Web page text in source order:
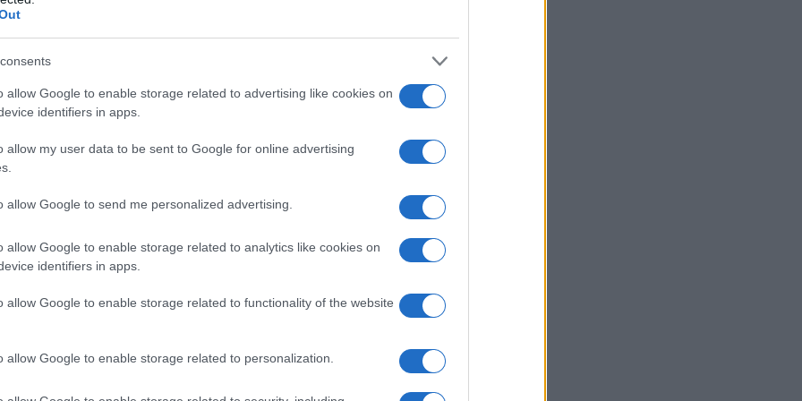
allow Google to enable storage related to advertising like cookies on
identifiers in apps.
allow my user data to be sent to Google for online advertising
allow Google to send me personalized advertising.
allow Google to enable storage related to analytics like cookies on
identifiers in apps.
allow Google to enable storage related to functionality of the website
allow Google to enable storage related to personalization.
del casual chic!
stagione più casual